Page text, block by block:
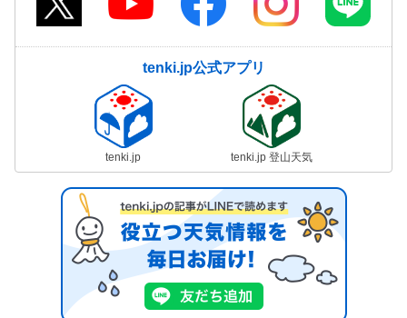
tenki.jp公式アプリ
tenki.jp tenki.jp 登山天気